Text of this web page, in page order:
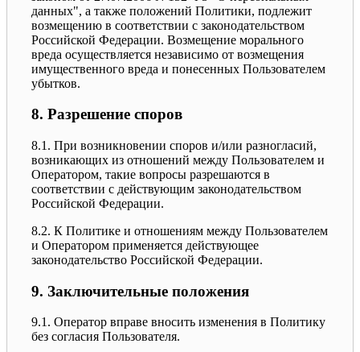
данных", а также положений Политики, подлежит
возмещению в соответствии с законодательством
Российской Федерации. Возмещение морального
вреда осуществляется независимо от возмещения
имущественного вреда и понесенных Пользователем
убытков.
8. Разрешение споров
8.1. При возникновении споров и/или разногласий,
возникающих из отношений между Пользователем и
Оператором, такие вопросы разрешаются в
соответствии с действующим законодательством
Российской Федерации.
8.2. К Политике и отношениям между Пользователем
и Оператором применяется действующее
законодательство Российской Федерации.
9. Заключительные положения
9.1. Оператор вправе вносить изменения в Политику
без согласия Пользователя.